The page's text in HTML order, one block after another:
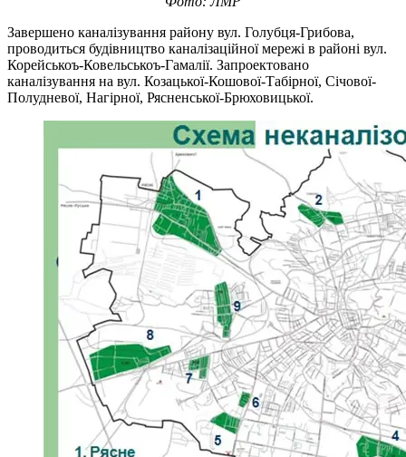
Завершено каналізування району вул. Голубця-Грибова,
проводиться будівництво каналізаційної мережі в районі вул.
Корейськоъ-Ковельськоъ-Гамалії. Запроектовано
каналізування на вул. Козацької-Кошової-Табірної, Січової-
Полудневої, Нагірної, Рясненської-Брюховицької.